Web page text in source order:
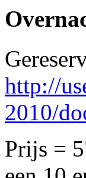
http://
2010/
Prijs =